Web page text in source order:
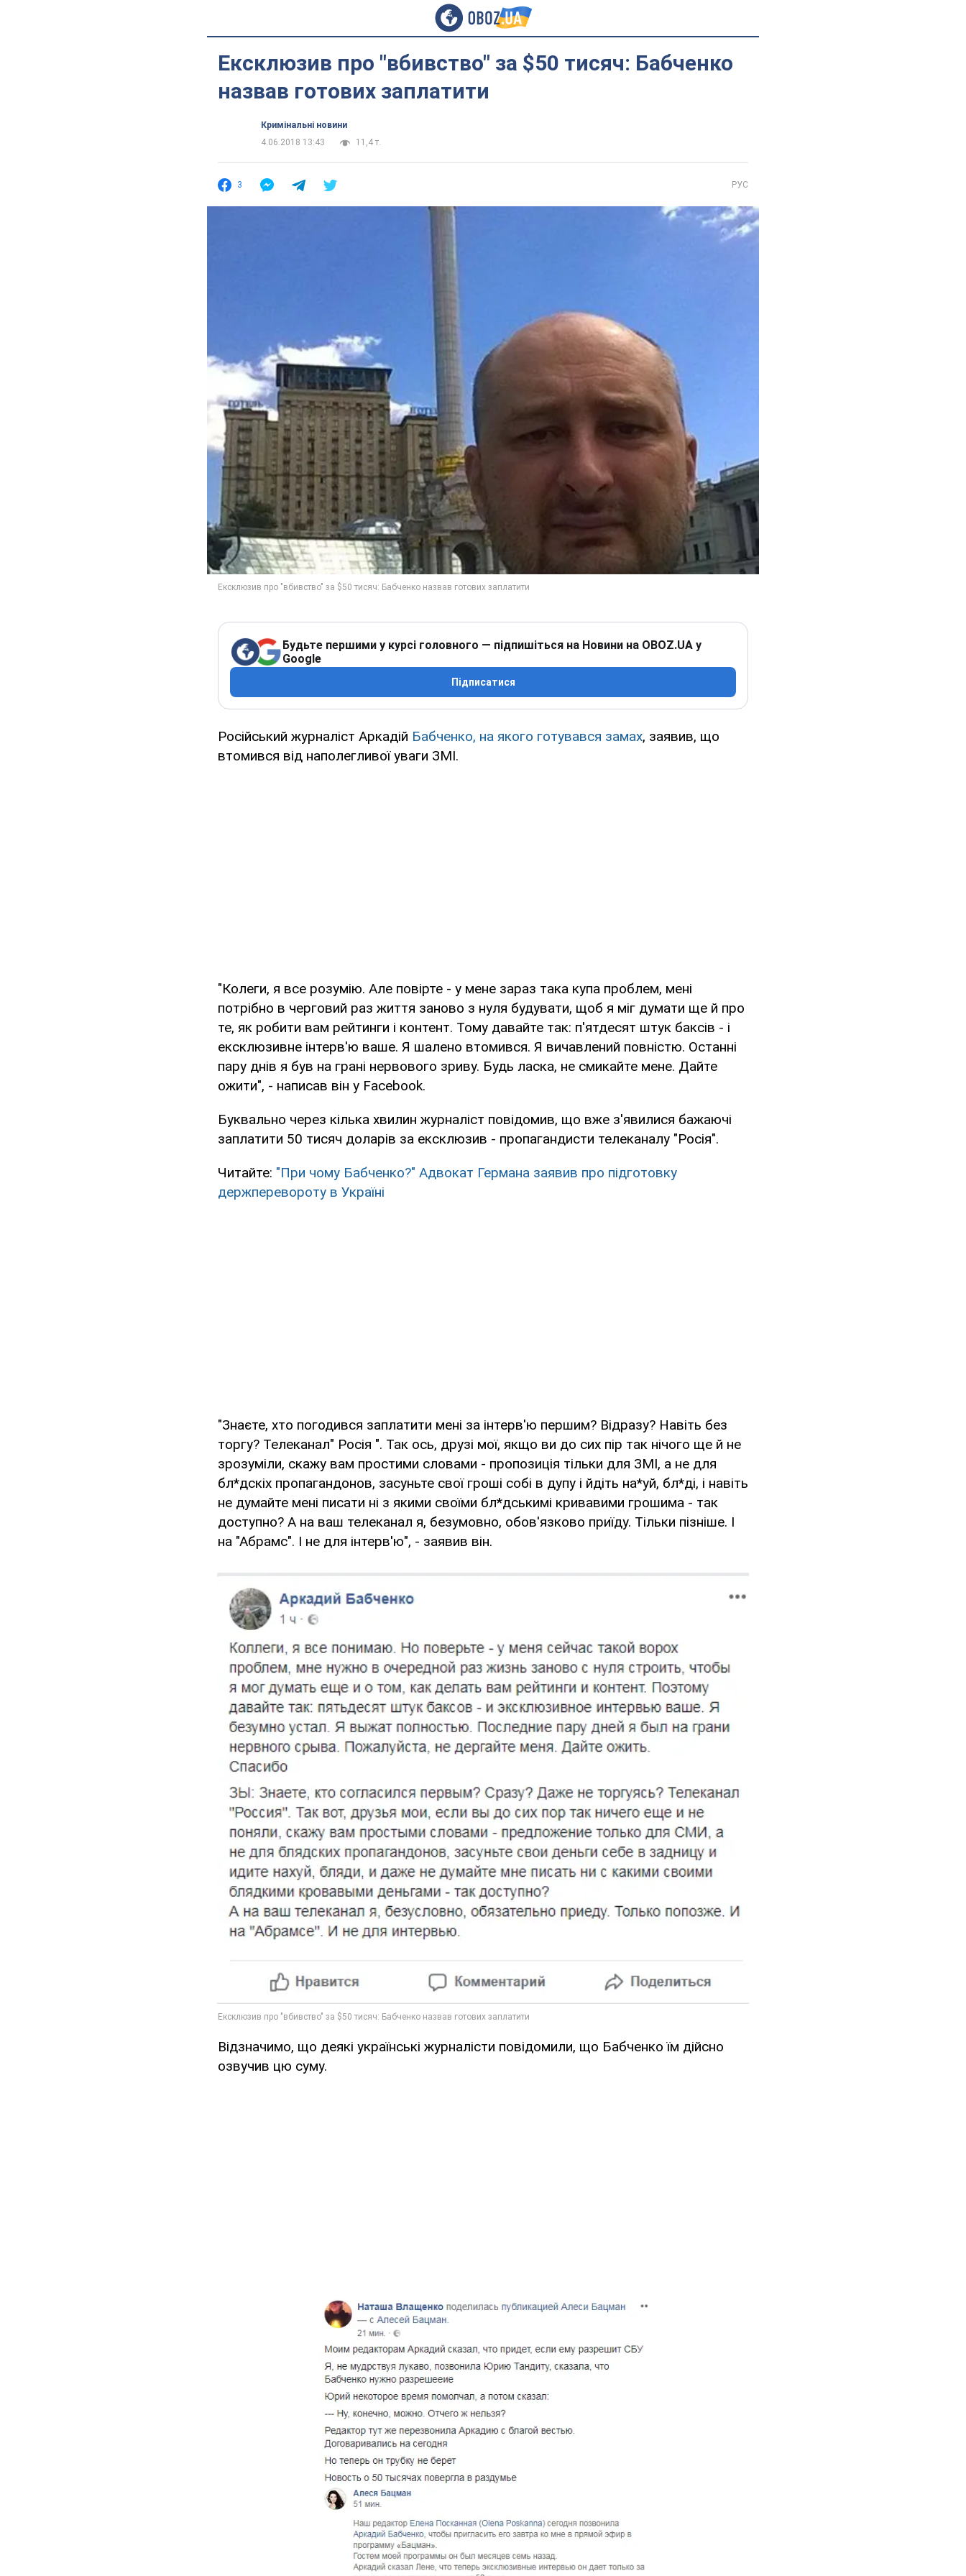
Ексклюзив про "вбивство" за $50 тисяч: Бабченко
назвав готових заплатити
Кримінальні новини
4.06.2018 13:43
11,4 т.
3 РУС
Будьте першими у курсі головного — підпишіться на Новини на OBOZ.UA у
Google
Підписатися
Російський журналіст Аркадій Бабченко, на якого готувався замах, заявив, що
втомився від наполегливої уваги ЗМІ.
"Колеги, я все розумію. Але повірте - у мене зараз така купа проблем, мені
потрібно в черговий раз життя заново з нуля будувати, щоб я міг думати ще й про
те, як робити вам рейтинги і контент. Тому давайте так: п'ятдесят штук баксів - і
ексклюзивне інтерв'ю ваше. Я шалено втомився. Я вичавлений повністю. Останні
пару днів я був на грані нервового зриву. Будь ласка, не смикайте мене. Дайте
ожити", - написав він у Facebook.
Буквально через кілька хвилин журналіст повідомив, що вже з'явилися бажаючі
заплатити 50 тисяч доларів за ексклюзив - пропагандисти телеканалу "Росія".
Читайте: "При чому Бабченко?" Адвокат Германа заявив про підготовку
держперевороту в Україні
"Знаєте, хто погодився заплатити мені за інтерв'ю першим? Відразу? Навіть без
торгу? Телеканал" Росія ". Так ось, друзі мої, якщо ви до сих пір так нічого ще й не
зрозуміли, скажу вам простими словами - пропозиція тільки для ЗМІ, а не для
бл*дскіх пропагандонов, засуньте свої гроші собі в дупу і йдіть на*уй, бл*ді, і навіть
не думайте мені писати ні з якими своїми бл*дськимі кривавими грошима - так
доступно? А на ваш телеканал я, безумовно, обов'язково приїду. Тільки пізніше. І
на "Абрамс". І не для інтерв'ю", - заявив він.
Відзначимо, що деякі українські журналісти повідомили, що Бабченко їм дійсно
озвучив цю суму.